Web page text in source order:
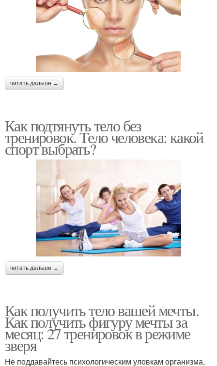
читать дальше →
Как подтянуть тело без
тренировок. Тело человека: какой
спорт выбрать?
читать дальше →
Как получить тело вашей мечты.
Как получить фигуру мечты за
месяц: 27 тренировок в режиме
зверя
Не поддавайтесь психологическим уловкам организма,